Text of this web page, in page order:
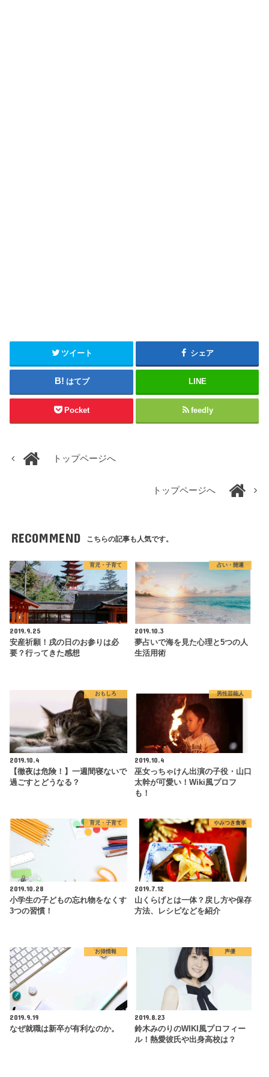
ツイート シェア
はてブ LINE
Pocket feedly
トップページへ
トップページへ
RECOMMEND こちらの記事も人気です。
育児・子育て
2019.9.25
安産祈願！戌の日のお参りは必
要？行ってきた感想
占い・開運
2019.10.3
夢占いで海を見た心理と5つの人
生活用術
おもしろ
2019.10.4
【徹夜は危険！】一週間寝ないで
過ごすとどうなる？
男性芸能人
2019.10.4
巫女っちゃけん出演の子役・山口
太幹が可愛い！Wiki風プロフ
も！
育児・子育て
2019.10.28
小学生の子どもの忘れ物をなくす
3つの習慣！
やみつき食事
2019.7.12
山くらげとは一体？戻し方や保存
方法、レシピなどを紹介
お得情報
2019.9.19
なぜ就職は新卒が有利なのか。
声優
2019.8.23
鈴木みのりのWIKI風プロフィー
ル！熱愛彼氏や出身高校は？